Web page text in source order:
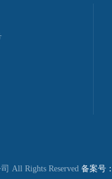
All Rights Reserved 备案号